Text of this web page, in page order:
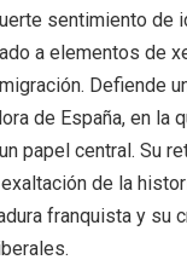
sentimiento de
a elementos de
Defiende
de España, en la
papel central. Su
de la
franquista y su